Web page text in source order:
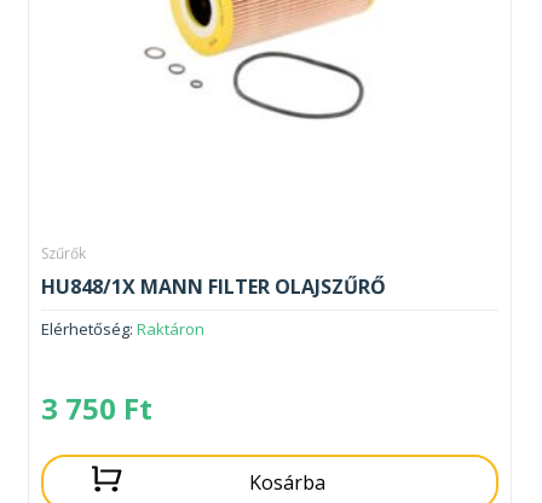
Szűrők
HU848/1X MANN FILTER OLAJSZŰRŐ
Elérhetőség: Raktáron
3 750 Ft
Kosárba